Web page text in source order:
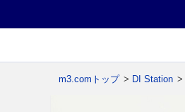
m3.comトップ > DI Station >